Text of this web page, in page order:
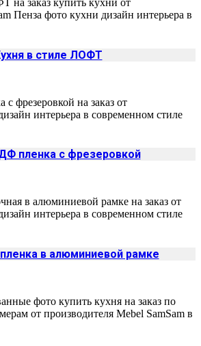
в стиле ЛОФТ
пленка с фрезеровкой
в алюминиевой рамке